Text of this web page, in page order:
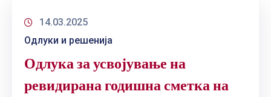
14.03.2025
Одлуки и решенија
Одлука за усвојување на
ревидирана годишна сметка на